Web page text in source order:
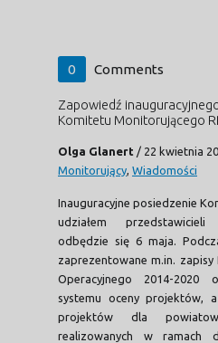
0 Comments
Zapowiedź
Komitetu Monitorującego
Olga Glanert / 22 kwietnia
Monitorujący Wiadomości
Inauguracyjne posiedzenie
udziałem przedstawicieli
odbędzie się 6 maja.
zaprezentowane m.in.
Operacyjnego 2014-2020
systemu oceny projektów,
projektów dla
realizowanych w ramach